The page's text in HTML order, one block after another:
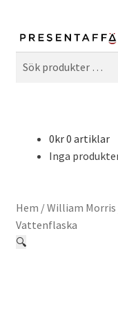
Kök & Matlagning
0kr0 artiklar
Inga
Hem /William Morris
Vattenflaska
🔍